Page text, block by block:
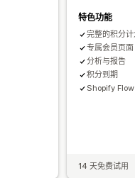
特色功能
完整的积分
专属会员页面
分析与报告
积分到期
Shopify
14 天免费试用